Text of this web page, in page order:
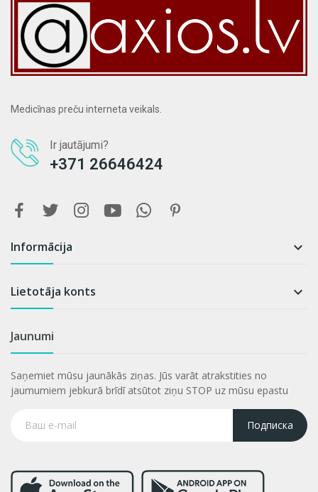
Medicīnas preču interneta veikals.
Ir jautājumi?
+371 26646424
Informācija 
Lietotāja konts 
Jaunumi
Saņemiet mūsu jaunākās ziņas. Jūs varāt atrakstities no
jaumumiem jebkurā brīdī atsūtot ziņu STOP uz mūsu epastu
Подписка